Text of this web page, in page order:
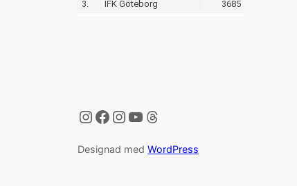
Instagram
Facebook
Instagram
YouTube
Threads
Designad med WordPress